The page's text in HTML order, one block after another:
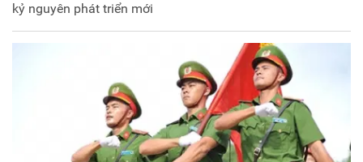
kỷ nguyên phát triển mới